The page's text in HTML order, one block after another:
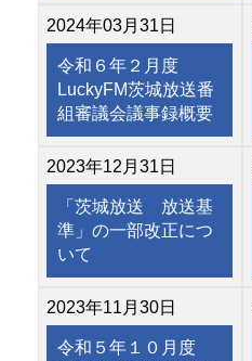
2024年03月31日
令和６年２月度
LuckyFM茨城放送番
組審議会議事録概要
2023年12月31日
「茨城放送 放送基
準」の一部改正につ
いて
2023年11月30日
令和５年１０月度